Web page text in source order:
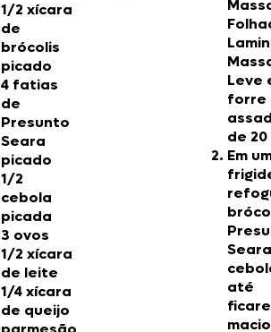
1/2 xícara
de
brócolis
picado
4 fatias
de
Presunto
Seara
picado
1/2
cebola
picada
3 ovos
1/2 xícara
de leite
1/4 xícara
de queijo
Leve
forre
de 20
Em
Seara
até